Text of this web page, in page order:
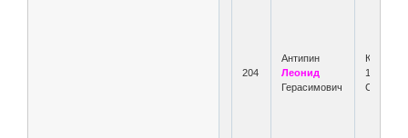
204
Антипин
Леонид
Герасимович
1210 СП
СД